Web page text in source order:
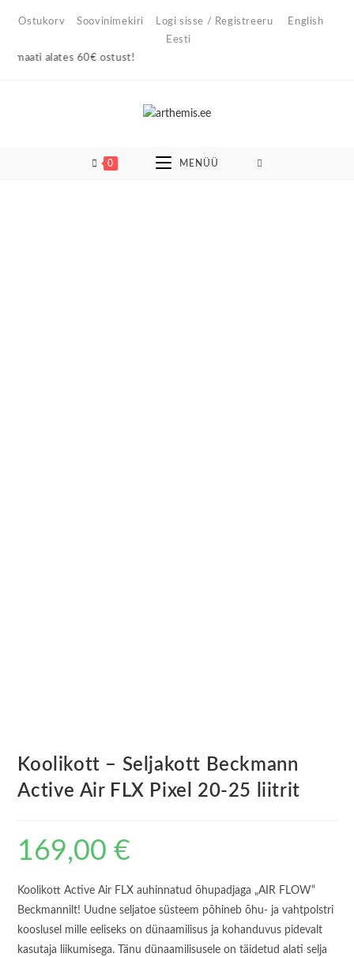
Ostukorv Soovinimekiri Logi sisse / Registreeru
English
Eesti
alates 60€ ostust!
0 MENÜÜ
Koolikott – Seljakott Beckmann
Active Air FLX Pixel 20-25 liitrit
169,00€
Koolikott Active Air FLX auhinnatud õhupadjaga „AIR FLOW“
Beckmannilt! Uudne seljatoe süsteem põhineb õhu- ja vahtpolstri
kooslusel mille eeliseks on dünaamilisus ja kohanduvus pidevalt
kasutaja liikumisega. Tänu dünaamilisusele on täidetud alati selja